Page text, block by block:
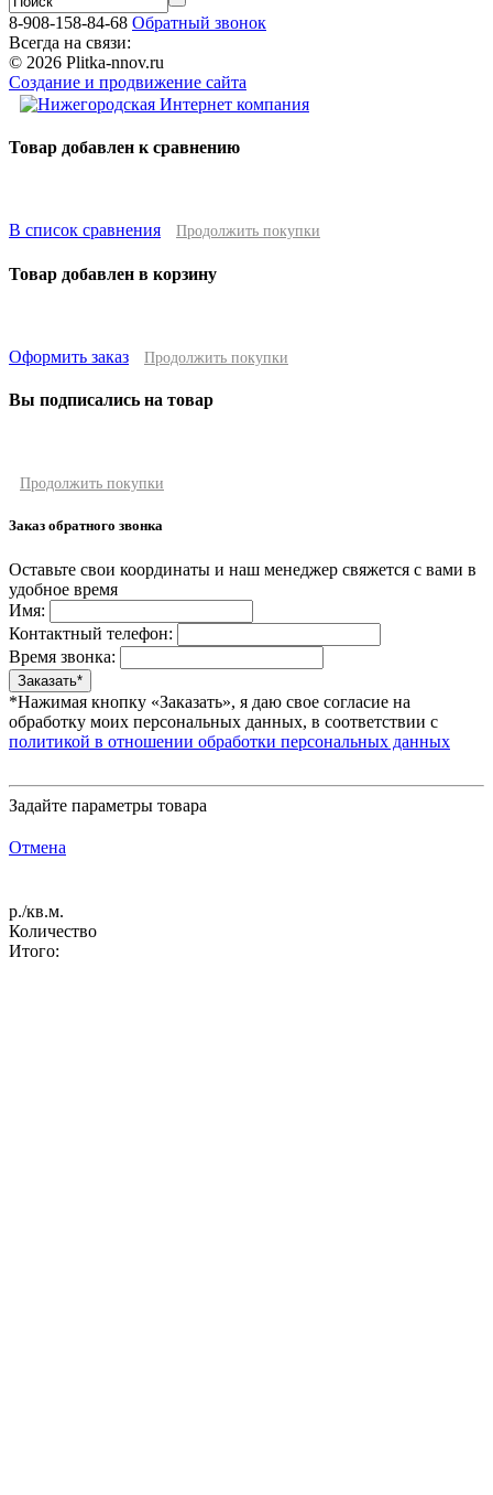
8-908-158-84-68 Обратный звонок
Всегда на связи:
© 2026 Plitka-nnov.ru
Создание и продвижение сайта
Товар добавлен к сравнению
В список сравнения Продолжить покупки
Товар добавлен в корзину
Оформить заказ Продолжить покупки
Вы подписались на товар
Продолжить покупки
Заказ обратного звонка
Оставьте свои координаты и наш менеджер свяжется с вами в
удобное время
Имя:
Контактный телефон:
Время звонка:
*Нажимая кнопку «Заказать», я даю свое согласие на
обработку моих персональных данных, в соответствии с
политикой в отношении обработки персональных данных
Задайте параметры товара
Отмена
р./кв.м.
Количество
Итого: